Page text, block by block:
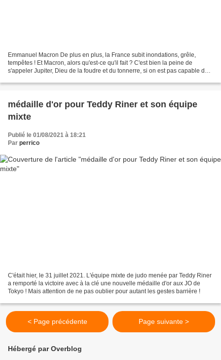
Emmanuel Macron De plus en plus, la France subit inondations, grêle,
tempêtes ! Et Macron, alors qu'est-ce qu'il fait ? C'est bien la peine de
s'appeler Jupiter, Dieu de la foudre et du tonnerre, si on est pas capable de
médaille d'or pour Teddy Riner et son équipe
mixte
Publié le 01/08/2021 à 18:21
Par perrico
C'était hier, le 31 juillet 2021. L'équipe mixte de judo menée par Teddy Riner
a remporté la victoire avec à la clé une nouvelle médaille d'or aux JO de
Tokyo ! Mais attention de ne pas oublier pour autant les gestes barrière !
< Page précédente Page suivante >
Hébergé par Overblog